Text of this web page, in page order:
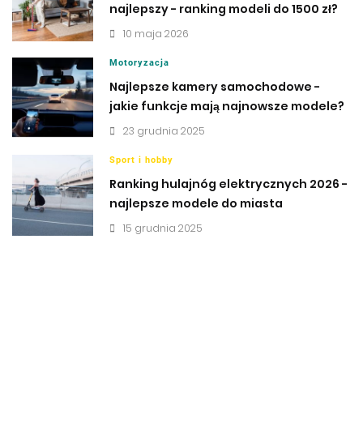
najlepszy - ranking modeli do 1500 zł?
10 maja 2026
Motoryzacja
Najlepsze kamery samochodowe -
jakie funkcje mają najnowsze modele?
23 grudnia 2025
Sport i hobby
Ranking hulajnóg elektrycznych 2026 -
najlepsze modele do miasta
15 grudnia 2025